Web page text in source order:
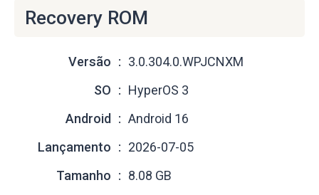
Recovery ROM
Versão
3.0.304.0.WPJCNXM
SO
HyperOS 3
Android
Android 16
Lançamento
2026-07-05
Tamanho
8.08 GB